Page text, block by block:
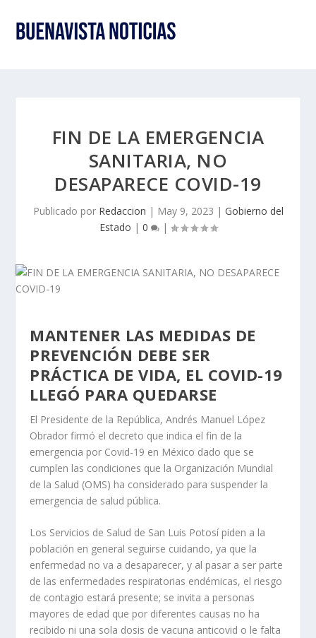
FIN DE LA EMERGENCIA
SANITARIA, NO
DESAPARECE COVID-19
Publicado por Redaccion | May 9, 2023 | Gobierno del
Estado | 0 |
MANTENER LAS MEDIDAS DE
PREVENCIÓN DEBE SER
PRÁCTICA DE VIDA, EL COVID-19
LLEGÓ PARA QUEDARSE
El Presidente de la República, Andrés Manuel López
Obrador firmó el decreto que indica el fin de la
emergencia por Covid-19 en México dado que se
cumplen las condiciones que la Organización Mundial
de la Salud (OMS) ha considerado para suspender la
emergencia de salud pública.
Los Servicios de Salud de San Luis Potosí piden a la
población en general seguirse cuidando, ya que la
enfermedad no va a desaparecer, y al pasar a ser parte
de las enfermedades respiratorias endémicas, el riesgo
de contagio estará presente; se invita a personas
mayores de edad que por diferentes causas no ha
recibido ni una sola dosis de vacuna anticovid o le falta